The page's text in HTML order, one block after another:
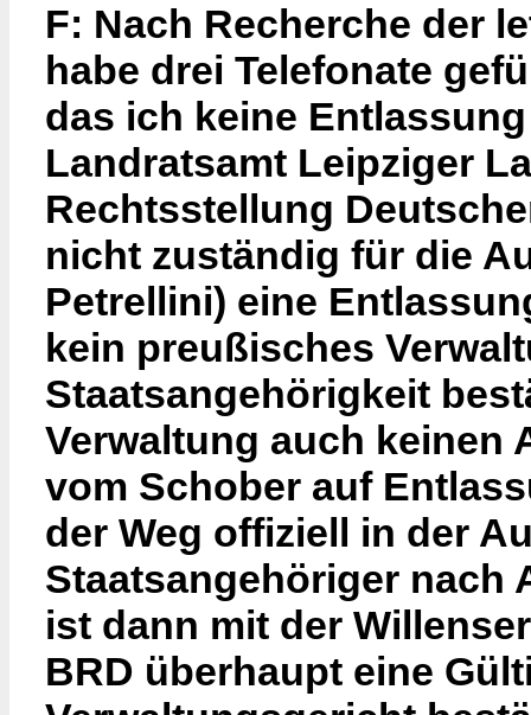
F: Nach Recherche der
habe drei Telefonate
das ich keine
Landratsamt Leipziger
Rechtsstellung
nicht zuständig für die
Petrellini) eine
kein preußisches
Staatsangehörigkeit
Verwaltung auch keinen
vom Schober auf
der Weg offiziell in der
Staatsangehöriger nach
ist dann mit der
BRD überhaupt eine